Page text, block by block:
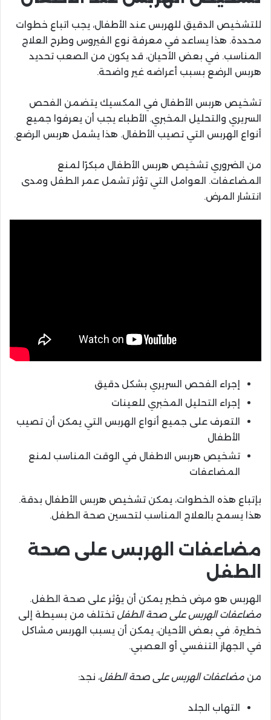
للتشخيص الدقيق للهربس عند الأطفال، يجب اتباع خطوات
محددة. هذا يساعد في معرفة نوع الفيروس وطرح العلاج
المناسب. في بعض الأحيان، قد يكون من الصعب تحديد
هربس الرضع بسبب أعراضه غير واضحة.
تشخيص هربس الأطفال في المكسيك يتضمن الفحص
السريري والتحليل المخبري. الأطباء يجب أن يعرفوا جميع
أنواع الهربس التي تصيب الأطفال. هذا يشمل هربس الرضع.
من الضروري تشخيص هربس الأطفال مبكرًا لمنع
المضاعفات. العوامل التي تؤثر تشمل عمر الطفل ومدى
انتشار المرض.
إجراء الفحص السريري بشكل دقيق
إجراء التحليل المخبري للعينات
التعرف على جميع أنواع الهربس التي يمكن أن تصيب
الأطفال
تشخيص هربس الاطفال في الوقت المناسب لمنع
المضاعفات
بإتباع هذه الخطوات، يمكن تشخيص هربس الأطفال بدقة.
هذا يسمح بالعلاج المناسب لتحسين صحة الطفل.
مضاعفات الهربس على صحة
الطفل
الهربس هو مرض خطير يمكن أن يؤثر على صحة الطفل.
مضاعفات الهربس على صحة الطفل تختلف من بسيطة إلى
خطيرة. في بعض الأحيان، يمكن أن يسبب الهربس مشاكل
في الجهاز التنفسي أو العصبي.
من مضاعفات الهربس على صحة الطفل، نجد:
التهاب الجلد